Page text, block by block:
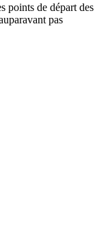
points de départ des
pas